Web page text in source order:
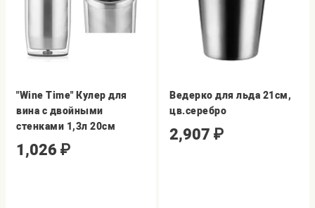
"Wine Time" Кулер для
вина с двойными
стенками 1,3л 20см
1,026 ₽
Ведерко для льда 21см,
цв.серебро
2,907 ₽